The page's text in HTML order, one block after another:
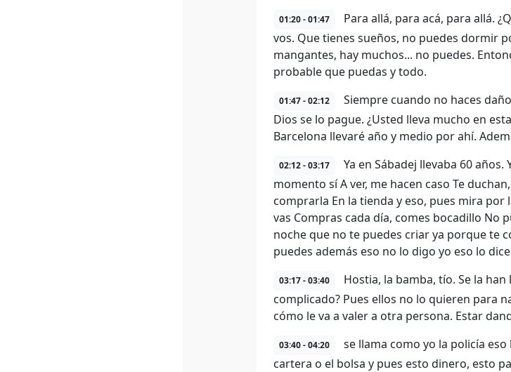
01:20 - 01:47
Para allá, para acá, para allá.
vos. Que tienes sueños, no puedes dormir
mangantes, hay muchos... no puedes.
probable que puedas y todo.
01:47 - 02:12
Siempre cuando no haces
Dios se lo pague. ¿Usted lleva mucho en
Barcelona llevaré año y medio por ahí.
02:12 - 03:17
Ya en Sábadej llevaba 60
momento sí A ver, me hacen caso Te
comprarla En la tienda y eso, pues mira
vas Compras cada día, comes bocadillo No
noche que no te puedes criar ya porque te
puedes además eso no lo digo yo eso lo
03:17 - 03:40
Hostia, la bamba, tío. Se la
complicado? Pues ellos no lo quieren para
cómo le va a valer a otra persona. Estar
03:40 - 04:20
se llama como yo la policía
cartera o el bolsa y pues esto dinero, esto